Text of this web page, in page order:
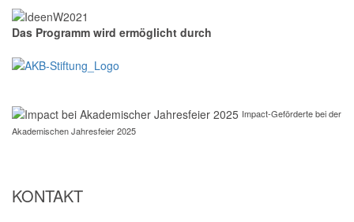
Das Programm wird ermöglicht durch
Impact-Geförderte bei der
Akademischen Jahresfeier 2025
KONTAKT